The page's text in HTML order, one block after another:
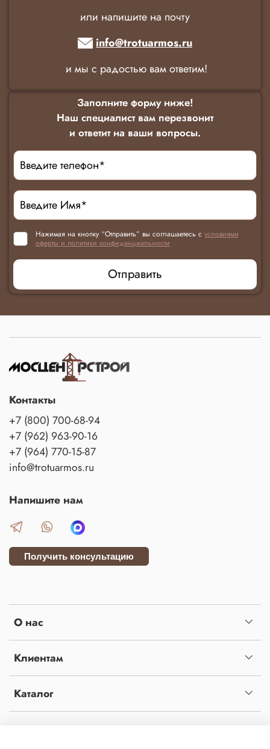
или напишите на почту
info@trotuarmos.ru
и мы с радостью вам ответим!
Заполните форму ниже!
Наш специалист вам перезвонит
и ответит на ваши вопросы.
Нажимая на кнопку “Отправить” вы соглашаетесь с условиями
оферты и политики конфиденциальности
Отправить
О нас
Клиентам
Каталог
Контакты
+7 (800) 700-68-94
+7 (962) 963-90-16
+7 (964) 770-15-87
info@trotuarmos.ru
Напишите нам
Получить консультацию